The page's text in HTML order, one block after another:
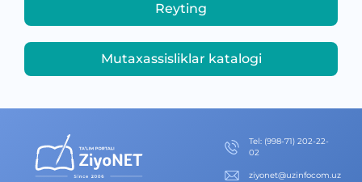
Reyting
Mutaxassisliklar katalogi
Теl: (998-71) 202-22-
02
ziyonet@uzinfocom.uz